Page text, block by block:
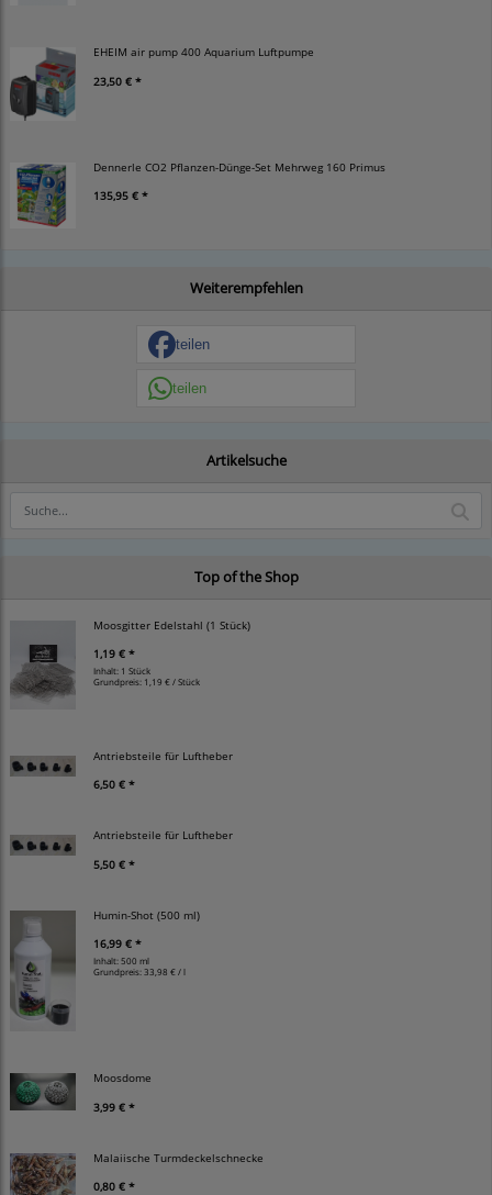
EHEIM air pump 400 Aquarium Luftpumpe
23,50 € *
Dennerle CO2 Pflanzen-Dünge-Set Mehrweg 160 Primus
135,95 € *
Weiterempfehlen
teilen
teilen
Artikelsuche
Top of the Shop
Moosgitter Edelstahl (1 Stück)
1,19 € *
Inhalt: 1 Stück
Grundpreis: 1,19 € / Stück
Antriebsteile für Luftheber
6,50 € *
Antriebsteile für Luftheber
5,50 € *
Humin-Shot (500 ml)
16,99 € *
Inhalt: 500 ml
Grundpreis:33,98 € / l
Moosdome
3,99 € *
Malaiische Turmdeckelschnecke
0,80 € *